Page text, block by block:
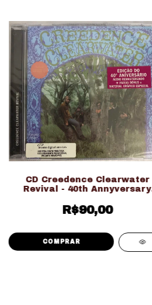
CD Creedence Clearwater
Revival - 40th Annyversary
R$90,00